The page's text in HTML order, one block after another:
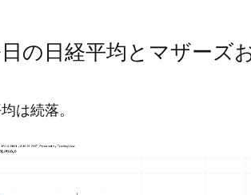
の日経平均とマザーズ
は続落。